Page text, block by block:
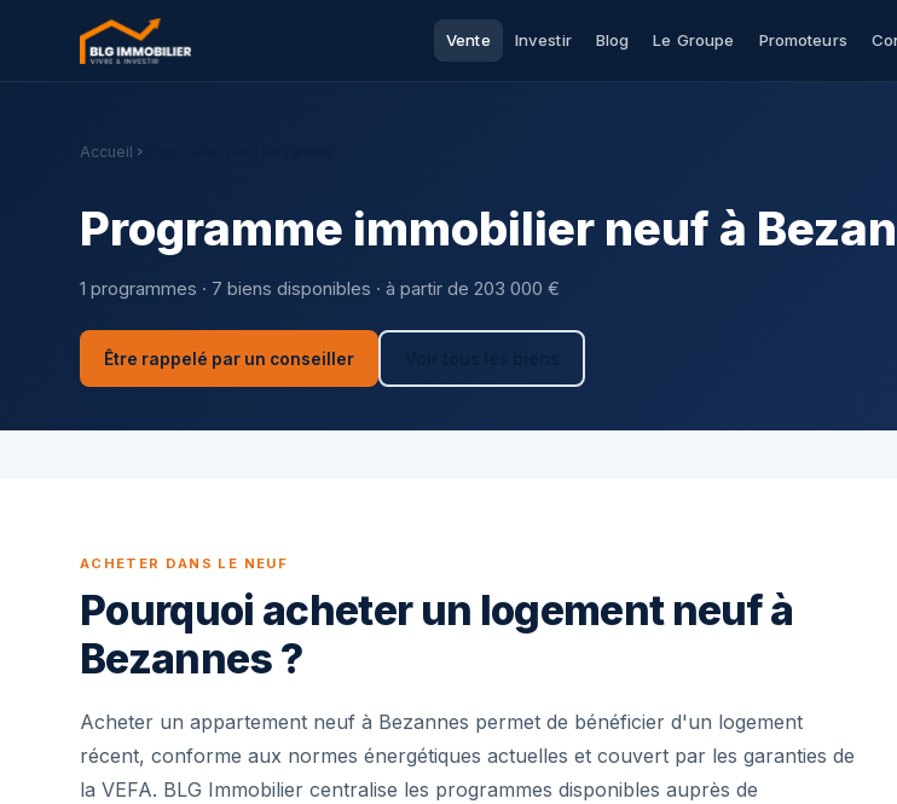
Vente Investir Blog Le Groupe Promoteurs
Accueil
Programme immobilier neuf à
1 programmes · 7 biens disponibles · à partir de 203 000 €
Être rappelé par un conseiller
ACHETER DANS LE NEUF
Pourquoi acheter un logement neuf à
Bezannes ?
Acheter un appartement neuf à Bezannes permet de bénéficier d'un logement
récent, conforme aux normes énergétiques actuelles et couvert par les garanties de
la VEFA. BLG Immobilier centralise les programmes disponibles auprès de